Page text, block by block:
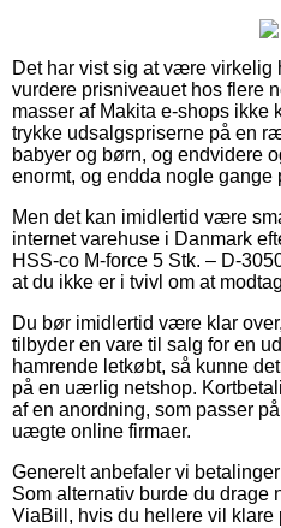
Det har vist sig at være
vurdere prisniveauet hos flere
masser af Makita e-shops ikke
trykke udsalgspriserne på en
babyer og børn, og endvidere
enormt, og endda nogle
Men det kan imidlertid være
internet varehuse i Danmark
HSS-co M-force 5 Stk. – D-
at du ikke er i tvivl om at
Du bør imidlertid være klar
tilbyder en vare til salg for en
hamrende letkøbt, så kunne
på en uærlig netshop.
af en anordning, som passer
uægte online firmaer.
Generelt anbefaler vi
Som alternativ burde du drage
ViaBill, hvis du hellere vil klare